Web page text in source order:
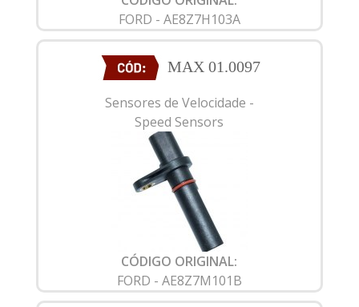
FORD - AE8Z7H103A
MAX 01.0097
Sensores de Velocidade -
Speed Sensors
CÓDIGO ORIGINAL:
FORD - AE8Z7M101B